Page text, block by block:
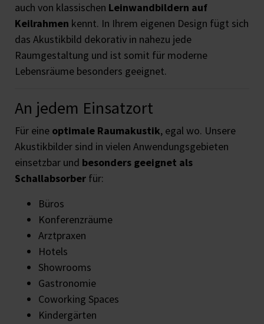
auch von klassischen Leinwandbildern auf
Keilrahmen kennt. In Ihrem eigenen Design fügt sich
das Akustikbild dekorativ in nahezu jede
Raumgestaltung und ist somit für moderne
Lebensräume besonders geeignet.
An jedem Einsatzort
Für eine optimale Raumakustik, egal wo. Unsere
Akustikbilder sind in vielen Anwendungsgebieten
einsetzbar und besonders geeignet als
Schallabsorber für:
Büros
Konferenzräume
Arztpraxen
Hotels
Showrooms
Gastronomie
Coworking Spaces
Kindergärten